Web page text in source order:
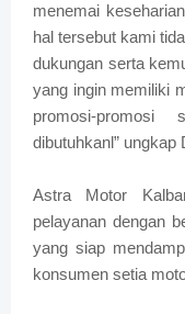
menemai
hal tersebut kami
dukungan serta
yang ingin memiliki
promosi-
dibutuhkanl” ungkap
Astra Motor
pelayanan dengan
yang siap
konsumen setia